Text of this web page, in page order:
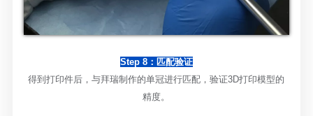
Step 8：匹配验证
得到打印件后，与拜瑞制作的单冠进行匹配，验证3D打印模型的
精度。